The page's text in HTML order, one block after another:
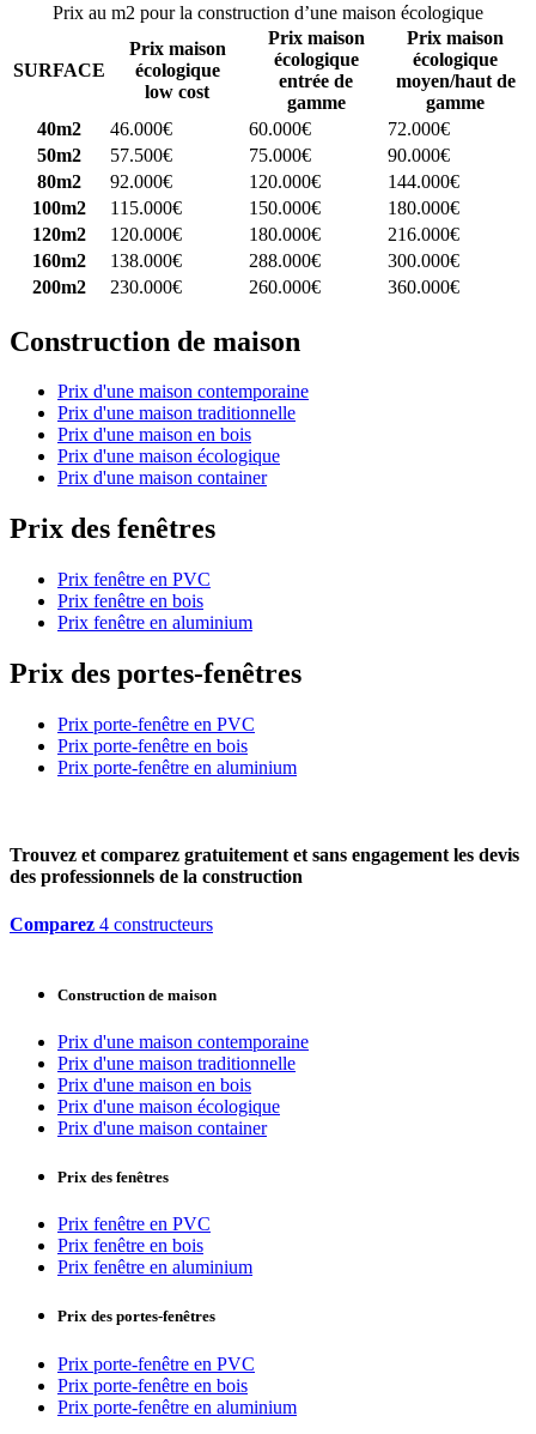
Prix au m2 pour la construction d’une maison écologique
SURFACE
Prix maison
écologique
low cost
Prix maison
écologique
entrée de
gamme
Prix maison
écologique
moyen/haut de
gamme
40m2
46.000€ 60.000€
72.000€
50m2
57.500€ 75.000€
90.000€
80m2
92.000€ 120.000€
144.000€
100m2
115.000€ 150.000€
180.000€
120m2
120.000€ 180.000€
216.000€
160m2
138.000€ 288.000€
300.000€
200m2
230.000€ 260.000€ 360.000€
Construction de maison
Prix d'une maison contemporaine
Prix d'une maison traditionnelle
Prix d'une maison en bois
Prix d'une maison écologique
Prix d'une maison container
Prix des fenêtres
Prix fenêtre en PVC
Prix fenêtre en bois
Prix fenêtre en aluminium
Prix des portes-fenêtres
Prix porte-fenêtre en PVC
Prix porte-fenêtre en bois
Prix porte-fenêtre en aluminium
Trouvez et comparez gratuitement et sans engagement les devis
des professionnels de la construction
Comparez 4 constructeurs
Construction de maison
Prix d'une maison contemporaine
Prix d'une maison traditionnelle
Prix d'une maison en bois
Prix d'une maison écologique
Prix d'une maison container
Prix des fenêtres
Prix fenêtre en PVC
Prix fenêtre en bois
Prix fenêtre en aluminium
Prix des portes-fenêtres
Prix porte-fenêtre en PVC
Prix porte-fenêtre en bois
Prix porte-fenêtre en aluminium